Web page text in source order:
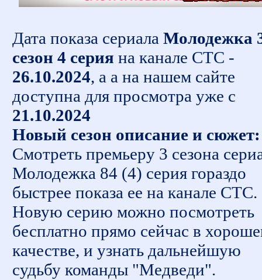
Дата показа сериала Молодежка
сезон 4 серия на канале СТС -
26.10.2024, а а на нашем сайте
доступна для просмотра уже с
21.10.2024
Новый сезон описание и сюжет:
Смотреть премьеру 3 сезона
Молодежка 84 (4) серия гораздо
быстрее показа ее на канале СТС.
Новую серию можно посмотреть
бесплатно прямо сейчас в
качестве, и узнать дальнейшую
судьбу команды "Медведи".